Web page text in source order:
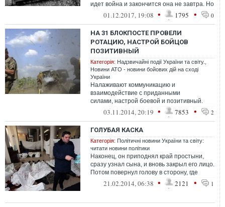
идет война и закончится она не завтра. Но
в любой войне есть правила.
01.12.2017, 19:08 • 1795 • 0
НА 31 БЛОКПОСТЕ ПРОВЕЛИ
РОТАЦИЮ, НАСТРОЙ БОЙЦОВ
ПОЗИТИВНЫЙ
Категорія: Надзвичайні події України та світу.
Новини АТО - новини бойових дій на сході
України
Налаживают коммуникацию и
взаимодействие с приданными
силами, настрой боевой и позитивный.
Нервы у бойцов железные, подразделение
- тоже. Всех ро...
03.11.2014, 20:19 • 7853 • 2
ГОЛУБАЯ КАСКА
Категорія: Політичні новини України та світу:
читати новини політики
Наконец, он приподнял край простыни,
сразу узнал сына, и вновь закрыл его лицо.
Потом повернул голову в сторону, где
лежали еще одиннадцать тел, также...
21.02.2014, 06:38 • 2121 • 1